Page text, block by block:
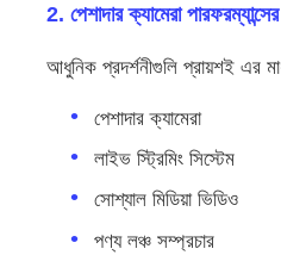
2. পেশাদার ক্যামেরা
আধুনিক প্রদর্শনীগুলি প্রায়শই এর
পেশাদার ক্যামেরা
লাইভ স্ট্রিমিং সিস্টেম
সোশ্যাল মিডিয়া ভিডিও
পণ্য লঞ্চ সম্প্রচার